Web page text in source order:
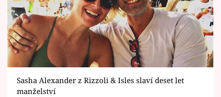
Sasha Alexander z Rizzoli & Isles slaví deset let
manželství